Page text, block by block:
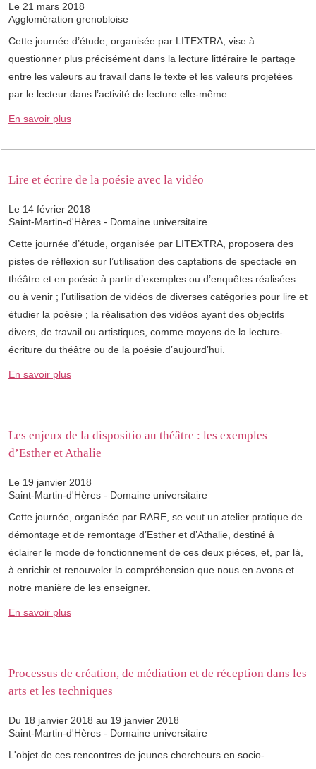
Le 21 mars 2018
Agglomération grenobloise
Cette journée d’étude, organisée par LITEXTRA, vise à
questionner plus précisément dans la lecture littéraire le partage
entre les valeurs au travail dans le texte et les valeurs projetées
par le lecteur dans l’activité de lecture elle-même.
En savoir plus
Lire et écrire de la poésie avec la vidéo
Le 14 février 2018
Saint-Martin-d'Hères - Domaine universitaire
Cette journée d’étude, organisée par LITEXTRA, proposera des
pistes de réflexion sur l’utilisation des captations de spectacle en
théâtre et en poésie à partir d’exemples ou d’enquêtes réalisées
ou à venir ; l’utilisation de vidéos de diverses catégories pour lire et
étudier la poésie ; la réalisation des vidéos ayant des objectifs
divers, de travail ou artistiques, comme moyens de la lecture-
écriture du théâtre ou de la poésie d’aujourd’hui.
En savoir plus
Les enjeux de la dispositio au théâtre : les exemples
d’Esther et Athalie
Le 19 janvier 2018
Saint-Martin-d'Hères - Domaine universitaire
Cette journée, organisée par RARE, se veut un atelier pratique de
démontage et de remontage d’Esther et d’Athalie, destiné à
éclairer le mode de fonctionnement de ces deux pièces, et, par là,
à enrichir et renouveler la compréhension que nous en avons et
notre manière de les enseigner.
En savoir plus
Processus de création, de médiation et de réception dans les
arts et les techniques
Du 18 janvier 2018 au 19 janvier 2018
Saint-Martin-d'Hères - Domaine universitaire
L'objet de ces rencontres de jeunes chercheurs en socio-